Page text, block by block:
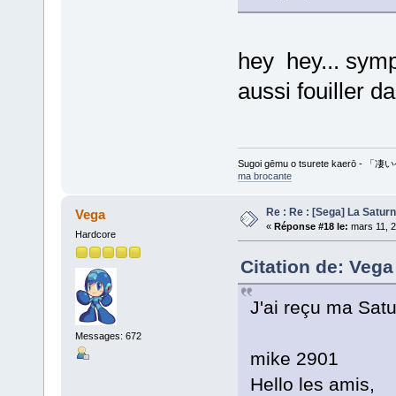
hey hey...
aussi fouiller
Sugoi gēmu o tsurete kaerō - 「凄
ma brocante
Vega
Hardcore
Messages: 672
Re : Re : [Sega] La
« Réponse #18 le: mars 11,
Citation de:
J'ai reçu ma
mike 2901
Hello les amis,